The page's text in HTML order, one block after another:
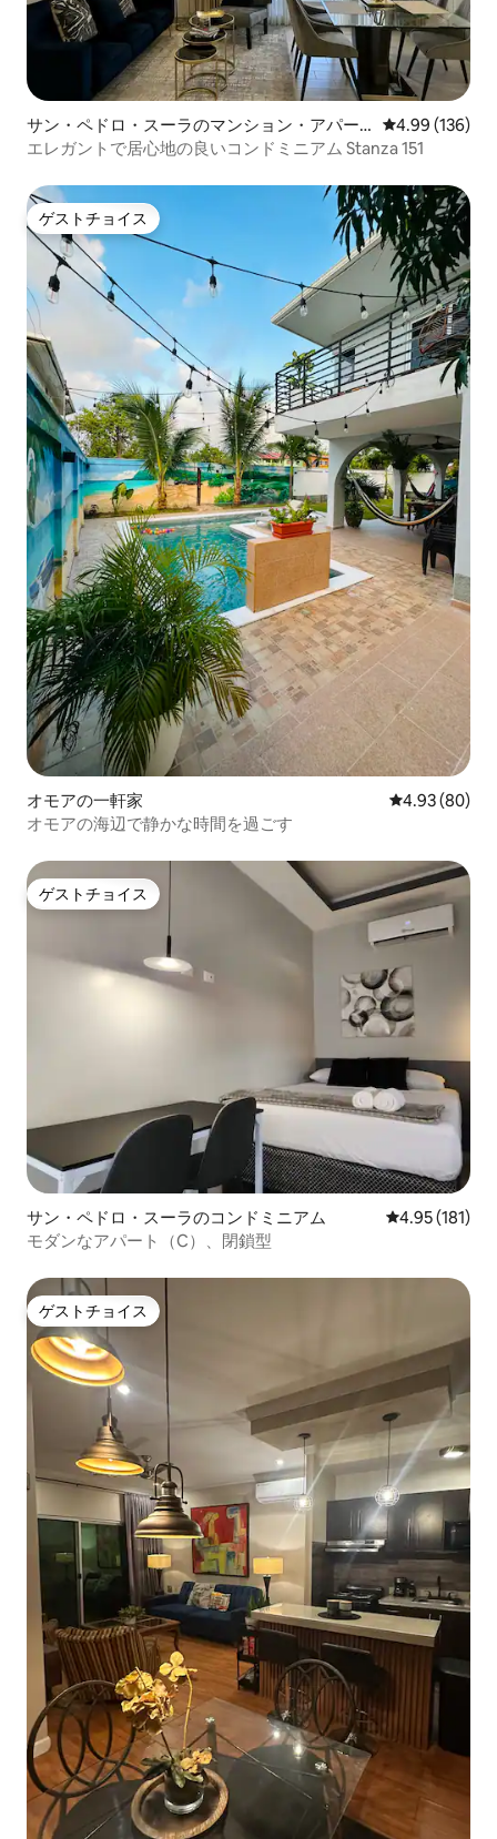
サン・ペドロ・スーラのマンション・アパー
ト
レビュー136
4.99 (136)
エレガントで居心地の良いコンドミニアム Stanza 151
ゲストチョイス
ゲストチョイス
オモアの一軒家 レビュー80
4.93 (80)
オモアの海辺で静かな時間を過ごす
ゲストチョイス
ゲストチョイス
サン・ペドロ・スーラのコンドミニアム レビュー181
4.95 (181)
モダンなアパート（C）、閉鎖型
ゲストチョイス
ゲストチョイス